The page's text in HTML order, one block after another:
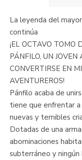
La leyenda del
continúa
¡EL OCTAVO TOMO
PÁNFILO, UN
CONVERTIRSE EN
AVENTUREROS!
Pánfilo acaba de
tiene que enfrentar a
nuevas y temibles
Dotadas de una
abominaciones
subterráneo y